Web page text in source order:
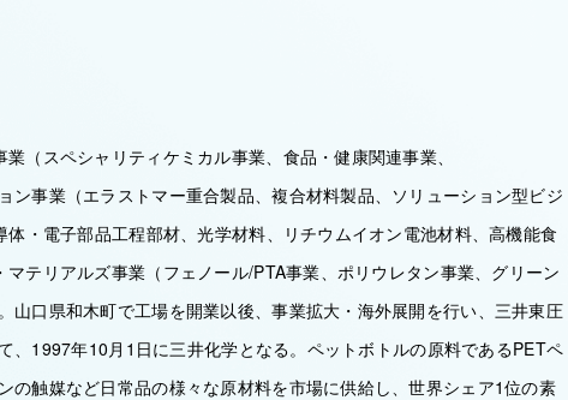
（スペシャリティケミカル事業、食品・健康関連事業、
ン事業（エラストマー重合製品、複合材料製品、ソリューション型ビジ
・電子部品工程部材、光学材料、リチウムイオン電池材料、高機能食
テリアルズ事業（フェノール/PTA事業、ポリウレタン事業、グリーン
山口県和木町で工場を開業以後、事業拡大・海外展開を行い、三井東圧
、1997年10月1日に三井化学となる。ペットボトルの原料であるPETペ
の触媒など日常品の様々な原材料を市場に供給し、世界シェア1位の素